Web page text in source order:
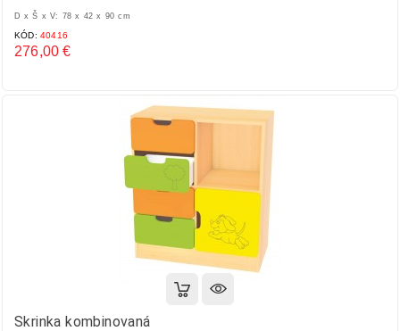
D x Š x V: 78 x 42 x 90 cm
KÓD: 40416
276,00 €
Skrinka kombinovaná